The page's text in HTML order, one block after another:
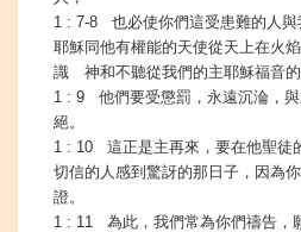
1 : 7-8 也必使你們這受患難的人與
耶穌同他有權能的天使從天上在火
識 神和不聽從我們的主耶穌福音的
1 : 9 他們要受懲罰，永遠沉淪，
絕。
1 : 10 這正是主再來，要在他聖徒
切信的人感到驚訝的那日子，因為
證。
1 : 11 為此，我們常為你們禱告